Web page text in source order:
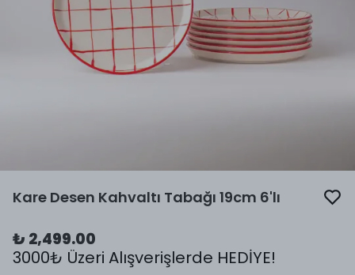
Kare Desen Kahvaltı Tabağı 19cm 6'lı
₺ 2,499.00
3000₺ Üzeri Alışverişlerde HEDİYE!